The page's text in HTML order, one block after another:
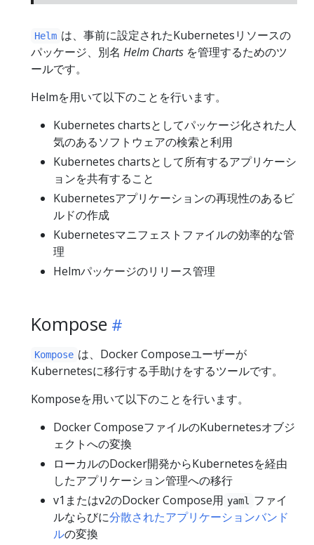
Helm は、事前に設定されたKubernetesリソースの
パッケージ、別名 Helm Charts を管理するためのツ
ールです。
Helmを用いて以下のことを行います。
Kubernetes chartsとしてパッケージ化された人
気のあるソフトウェアの検索と利用
Kubernetes chartsとして所有するアプリケーシ
ョンを共有すること
Kubernetesアプリケーションの再現性のあるビ
ルドの作成
Kubernetesマニフェストファイルの効率的な管
理
Helmパッケージのリリース管理
Kompose
Kompose は、Docker Composeユーザーが
Kubernetesに移行する手助けをするツールです。
Komposeを用いて以下のことを行います。
Docker ComposeファイルのKubernetesオブジ
ェクトへの変換
ローカルのDocker開発からKubernetesを経由
したアプリケーション管理への移行
v1またはv2のDocker Compose用 yaml
ファイ
ルならびに分散されたアプリケーションバンド
ルの変換